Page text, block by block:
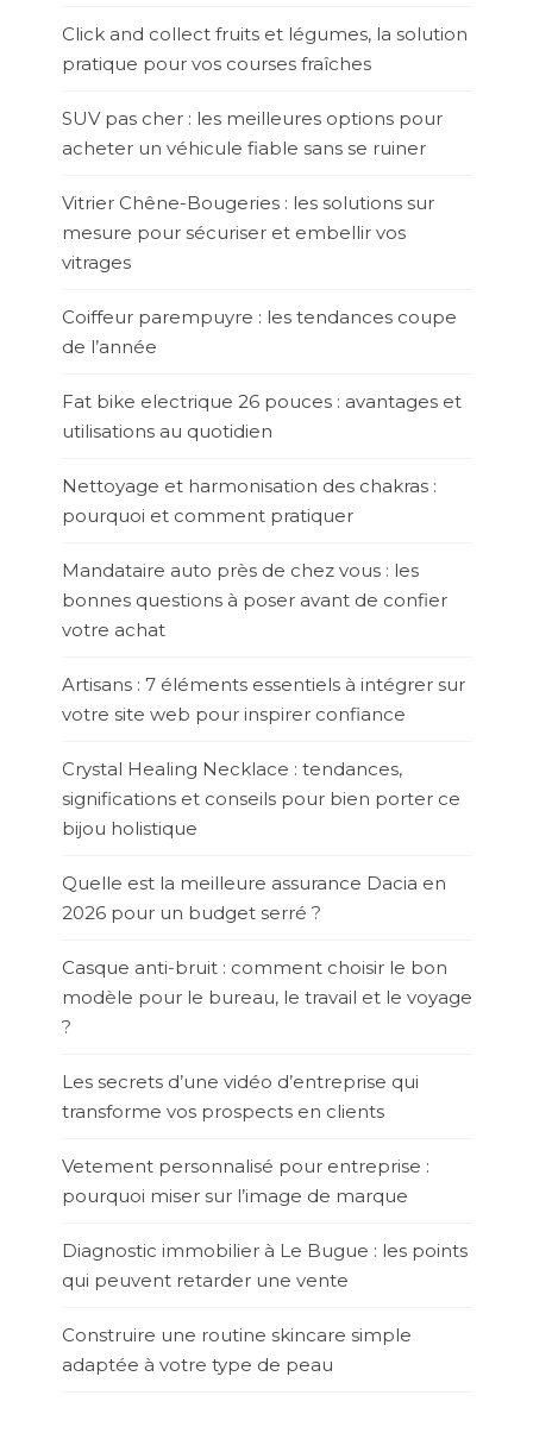
Click and collect fruits et légumes, la solution
pratique pour vos courses fraîches
SUV pas cher : les meilleures options pour
acheter un véhicule fiable sans se ruiner
Vitrier Chêne-Bougeries : les solutions sur
mesure pour sécuriser et embellir vos
vitrages
Coiffeur parempuyre : les tendances coupe
de l’année
Fat bike electrique 26 pouces : avantages et
utilisations au quotidien
Nettoyage et harmonisation des chakras :
pourquoi et comment pratiquer
Mandataire auto près de chez vous : les
bonnes questions à poser avant de confier
votre achat
Artisans : 7 éléments essentiels à intégrer sur
votre site web pour inspirer confiance
Crystal Healing Necklace : tendances,
significations et conseils pour bien porter ce
bijou holistique
Quelle est la meilleure assurance Dacia en
2026 pour un budget serré ?
Casque anti-bruit : comment choisir le bon
modèle pour le bureau, le travail et le voyage
?
Les secrets d’une vidéo d’entreprise qui
transforme vos prospects en clients
Vetement personnalisé pour entreprise :
pourquoi miser sur l’image de marque
Diagnostic immobilier à Le Bugue : les points
qui peuvent retarder une vente
Construire une routine skincare simple
adaptée à votre type de peau